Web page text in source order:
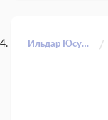
Ильдар Юсупов